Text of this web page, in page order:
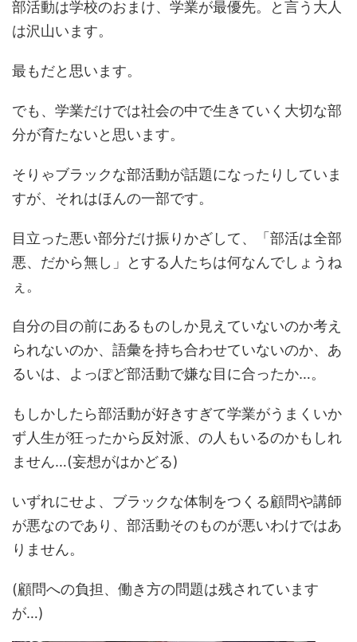
部活動は学校のおまけ、学業が最優先。と言う大人
は沢山います。
最もだと思います。
でも、学業だけでは社会の中で生きていく大切な部
分が育たないと思います。
そりゃブラックな部活動が話題になったりしていま
すが、それはほんの一部です。
目立った悪い部分だけ振りかざして、「部活は全部
悪、だから無し」とする人たちは何なんでしょうね
ぇ。
自分の目の前にあるものしか見えていないのか考え
られないのか、語彙を持ち合わせていないのか、あ
るいは、よっぽど部活動で嫌な目に合ったか…。
もしかしたら部活動が好きすぎて学業がうまくいか
ず人生が狂ったから反対派、の人もいるのかもしれ
ません…(妄想がはかどる)
いずれにせよ、ブラックな体制をつくる顧問や講師
が悪なのであり、部活動そのものが悪いわけではあ
りません。
(顧問への負担、働き方の問題は残されています
が…)